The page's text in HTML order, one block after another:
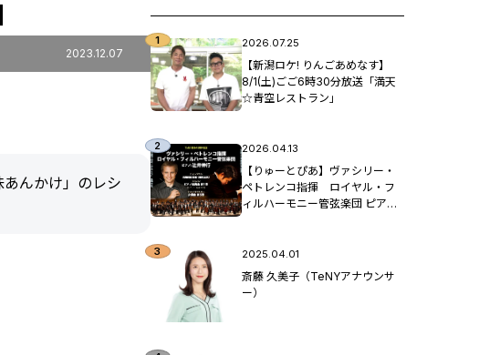
2023.12.07
んかけ」のレシ
2026.07.25
【新潟ロケ! りんごあめなす】
8/1(土)ごご6時30分放送「満天
☆青空レストラン」
2026.04.13
【りゅーとぴあ】ヴァシリー・
ペトレンコ指揮 ロイヤル・フ
ィルハーモニー管弦楽団 ピア
2025.04.01
斎藤 久美子（TeNYアナウンサ
ー）